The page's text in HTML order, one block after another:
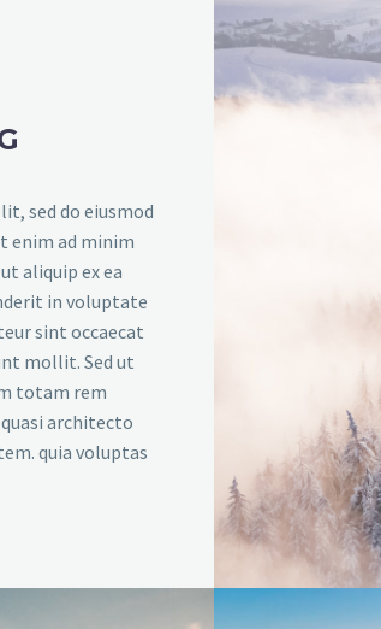
sed do eiusmod
enim ad minim
aliquip ex ea
in voluptate
sint occaecat
mollit. Sed ut
totam rem
architecto
quia voluptas